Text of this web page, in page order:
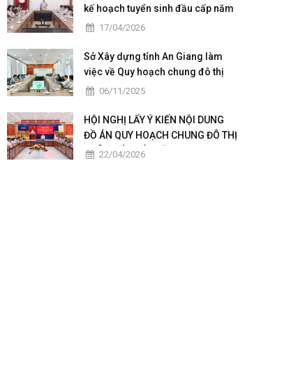
kế hoạch tuyển sinh đầu cấp năm
học 2026 – 2027
17/04/2026
Sở Xây dựng tỉnh An Giang làm
việc về Quy hoạch chung đô thị
Châu Đốc – Vĩnh Tế giai đoạn
06/11/2025
HỘI NGHỊ LẤY Ý KIẾN NỘI DUNG
ĐỒ ÁN QUY HOẠCH CHUNG ĐÔ THỊ
CHÂU ĐỐC ĐẾN NĂM 2050
22/04/2026